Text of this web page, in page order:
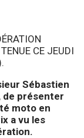
CE JEUDI
Sébastien
de présenter
moto en
a vu les